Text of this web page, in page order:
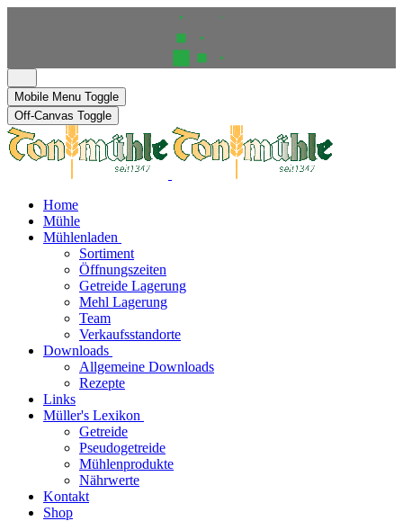
Mobile Menu Toggle
Off-Canvas Toggle
Home
Mühle
Mühlenladen
Sortiment
Öffnungszeiten
Getreide Lagerung
Mehl Lagerung
Team
Verkaufsstandorte
Downloads
Allgemeine Downloads
Rezepte
Links
Müller's Lexikon
Getreide
Pseudogetreide
Mühlenprodukte
Nährwerte
Kontakt
Shop